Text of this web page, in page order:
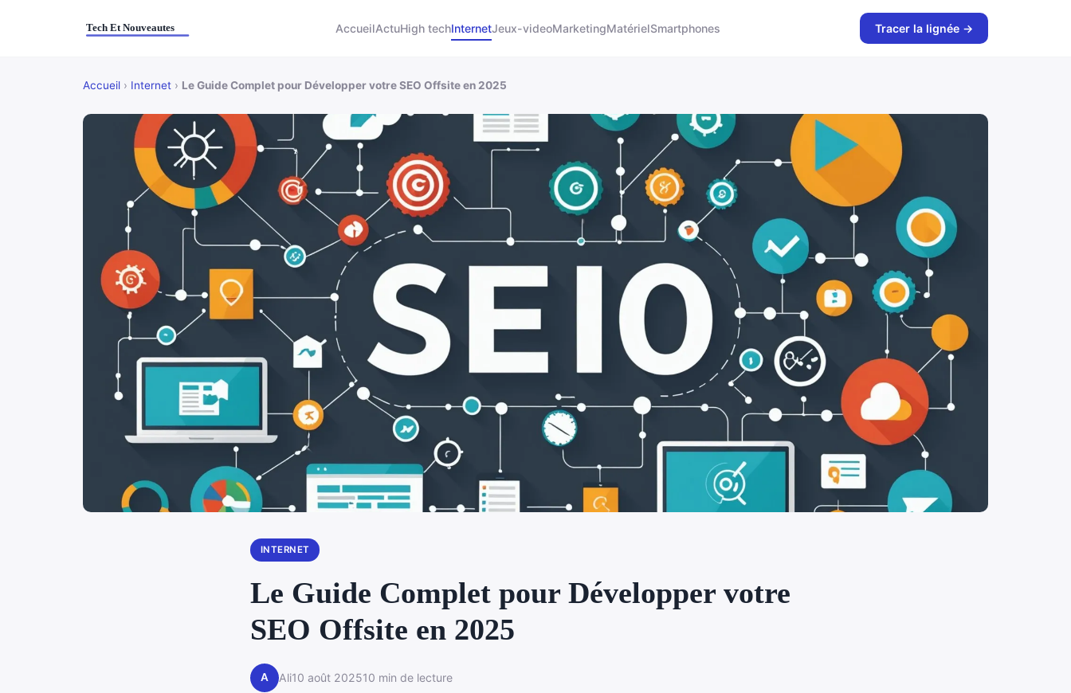
AccueilActuHigh techInternetJeux-videoMarketingMatérielSmartphones Tracer la lignée →
Accueil › Internet › Le Guide Complet pour Développer votre SEO Offsite en 2025
INTERNET
Le Guide Complet pour Développer votre
SEO Offsite en 2025
A Ali10 août 202510 min de lecture